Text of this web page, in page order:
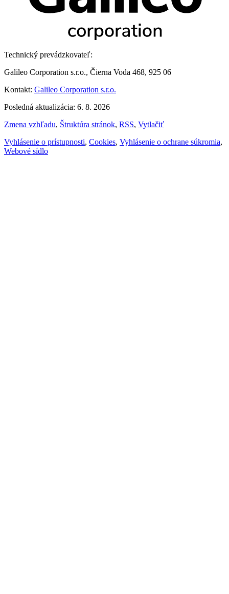
Technický prevádzkovateľ:
Galileo Corporation s.r.o., Čierna Voda 468, 925 06
Kontakt: Galileo Corporation s.r.o.
Posledná aktualizácia: 6. 8. 2026
Zmena vzhľadu, Štruktúra stránok, RSS, Vytlačiť
Vyhlásenie o prístupnosti, Cookies, Vyhlásenie o ochrane súkromia,
Webové sídlo